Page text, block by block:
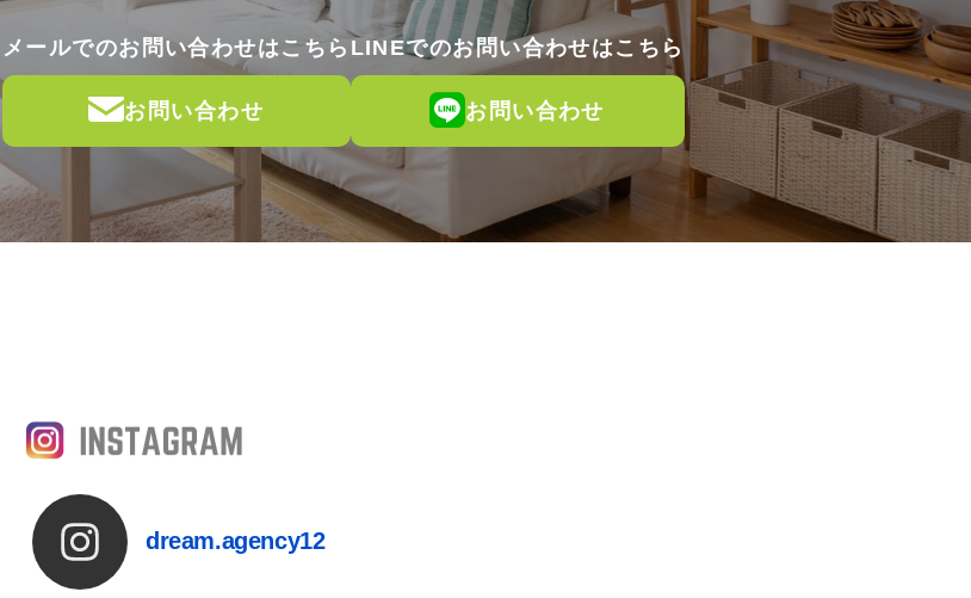
メールでのお問い合わせはこちら
お問い合わせ
LINEでのお問い合わせはこちら
お問い合わせ
dream.agency12